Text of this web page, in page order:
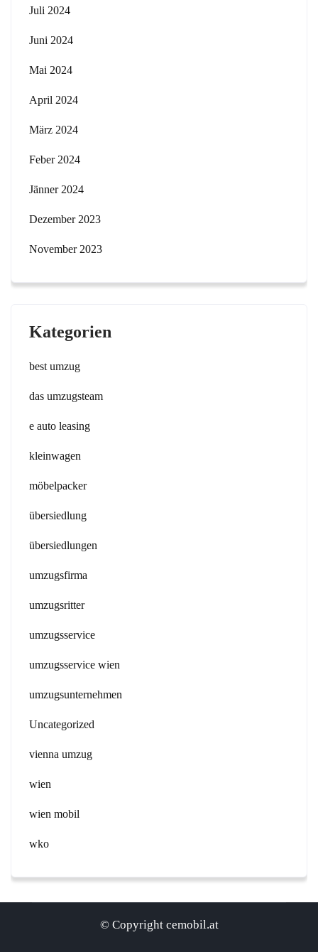
Juli 2024
Juni 2024
Mai 2024
April 2024
März 2024
Feber 2024
Jänner 2024
Dezember 2023
November 2023
Kategorien
best umzug
das umzugsteam
e auto leasing
kleinwagen
möbelpacker
übersiedlung
übersiedlungen
umzugsfirma
umzugsritter
umzugsservice
umzugsservice wien
umzugsunternehmen
Uncategorized
vienna umzug
wien
wien mobil
wko
© Copyright cemobil.at